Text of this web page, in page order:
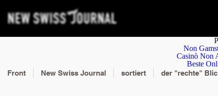
Front New Swiss Journal sortiert der "rechte"
Non
Casinò Non
Beste